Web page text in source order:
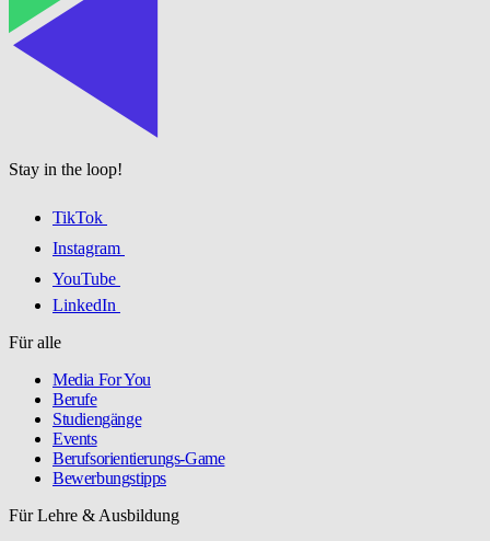
Stay in the loop!
TikTok
Instagram
YouTube
LinkedIn
Für alle
Media For You
Berufe
Studiengänge
Events
Berufsorientierungs-Game
Bewerbungstipps
Für Lehre & Ausbildung